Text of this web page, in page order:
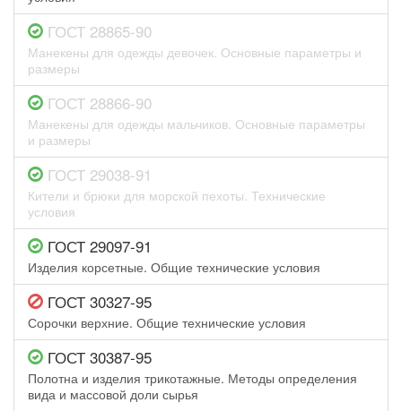
ГОСТ 28865-90
Манекены для одежды девочек. Основные параметры и
размеры
ГОСТ 28866-90
Манекены для одежды мальчиков. Основные параметры
и размеры
ГОСТ 29038-91
Кители и брюки для морской пехоты. Технические
условия
ГОСТ 29097-91
Изделия корсетные. Общие технические условия
ГОСТ 30327-95
Сорочки верхние. Общие технические условия
ГОСТ 30387-95
Полотна и изделия трикотажные. Методы определения
вида и массовой доли сырья